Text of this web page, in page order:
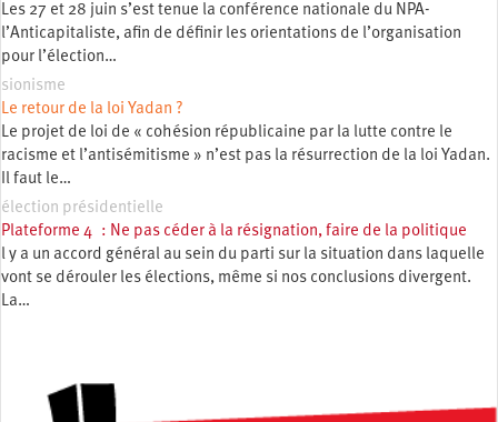
Les 27 et 28 juin s’est tenue la conférence nationale du NPA-
l’Anticapitaliste, afin de définir les orientations de l’organisation
pour l’élection…
sionisme
Le retour de la loi Yadan ?
Le projet de loi de « cohésion républicaine par la lutte contre le
racisme et l’antisémitisme » n’est pas la résurrection de la loi Yadan.
Il faut le…
élection présidentielle
Plateforme 4 : Ne pas céder à la résignation, faire de la politique
l y a un accord général au sein du parti sur la situation dans laquelle
vont se dérouler les élections, même si nos conclusions divergent.
La…